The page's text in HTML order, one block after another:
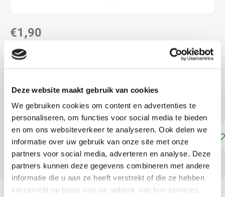
Deze website maakt gebruik van cookies
We gebruiken cookies om content en advertenties te
personaliseren, om functies voor social media te bieden
en om ons websiteverkeer te analyseren. Ook delen we
informatie over uw gebruik van onze site met onze
partners voor social media, adverteren en analyse. Deze
partners kunnen deze gegevens combineren met andere
informatie die u aan ze heeft verstrekt of die ze hebben
verzameld op basis van uw gebruik van hun services.
€1,90
DIRECT LEVERBAAR
"DMC COLOUR VARIATIONS" OF "DMC LIGHT
EFFECTS " KOOPT, ONTVANG JE EEN KORTING VAN
100% OP HET LAAGSTGEPRIJSDE PRODUCT.
Toevoegen aan winkelwagen
DELEN:
Productomschrijving